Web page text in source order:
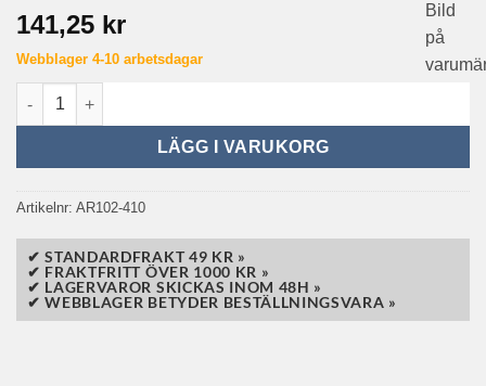
141,25 kr
Webblager 4-10 arbetsdagar
Ariens Air Filter (Stihl 4147 141 0300) Stens (102-410) mängd
LÄGG I VARUKORG
Artikelnr: AR102-410
✔ STANDARDFRAKT 49 KR »
✔ FRAKTFRITT ÖVER 1000 KR »
✔ LAGERVAROR SKICKAS INOM 48H »
✔ WEBBLAGER BETYDER BESTÄLLNINGSVARA »